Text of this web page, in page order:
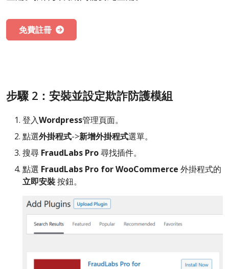
免費註冊
步驟 2：安裝並設定欺詐防護模組
登入Wordpress管理頁面。
點選外掛程式->新增外掛程式選單。
搜尋 FraudLabs Pro尋找插件。
點選 FraudLabs Pro for WooCommerce 外掛程式的
立即安裝按鈕。